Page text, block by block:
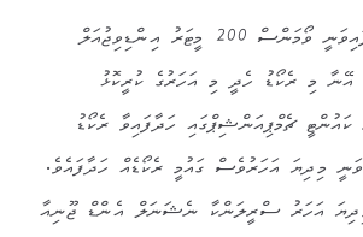
މެރަލް މި ރެކޯޑު ހަދާފައިވަނީ ވޯމަންސް 200 މީޓަރު އިންޑިވިޖުއަލް
އޭނާ މި ރެކޯޑު ހެދީ މި އަހަރުގެ ކުރީކޮޅު
ޗެމްޕިއަންޝިޕްގައި ހަދާފައިވާ ރެކޯޑު
މިދިޔަ އަހަރުވެސް ގައުމީ ރެކޯޑެއް ހަދާފައެވެ.
އަހަރު ސްރީލަންކާ ނެޝަނަލް އެންޑް ޖޫނިއާ